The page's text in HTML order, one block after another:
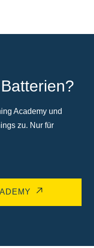
Academy und
zu. Nur für